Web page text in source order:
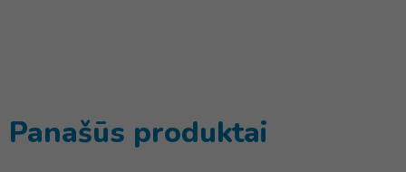
Panašūs produktai